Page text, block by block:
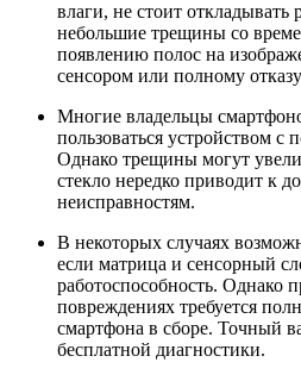
влаги, не стоит
небольшие трещины со
появлению полос на
сенсором или полному
Многие владельцы
пользоваться устройством
Однако трещины могут
стекло нередко приводит к
неисправностям.
В некоторых случаях
если матрица и сенсорный
работоспособность. Однако
повреждениях требуется
смартфона в сборе. Точный
бесплатной диагностики.